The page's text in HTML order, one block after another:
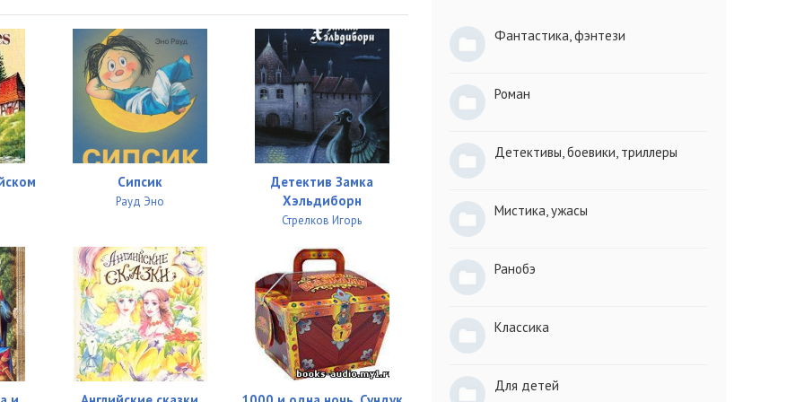
04:07
04:07
04:12
04:17
04:06
04:21
04:04
Сипсик
Рауд Эно
Детектив Замка
Хэльдиборн
Стрелков Игорь
Фантастика, фэнтези
Роман
Детективы, боевики, триллеры
Мистика, ужасы
Ранобэ
Классика
Для детей